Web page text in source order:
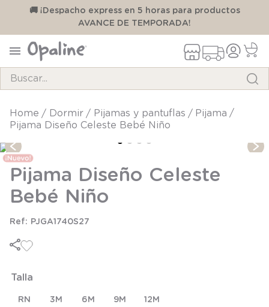
🚚 ¡Despacho express en 5 horas para productos
AVANCE DE TEMPORADA!
dormir pijamas y pantuflas
pijama
Pijama Diseño Celeste Bebé Niño
Pijama Diseño Celeste
Bebé Niño
PJGA1740S27
Talla
RN 3M 6M 9M 12M
TÉRMINOS MÁS BUSCADOS
2.
3
zapatillas
4.
body
5
manta
8.
9.
saco dormir